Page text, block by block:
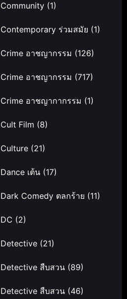
Community (1)
Contemporary ร่วมสมัย (1)
Crime อาชญากรรม (126)
Crime อาชญากรรม (717)
Crime อาชญากากรรม (1)
Cult Film (8)
Culture (21)
Dance เต้น (17)
Dark Comedy ตลกร้าย (11)
DC (2)
Detective (21)
Detective สืบสวน (89)
Detective สืบสวน (46)